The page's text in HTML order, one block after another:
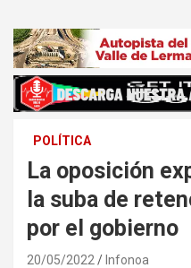
POLÍTICA
La oposición
la suba de
por el gobierno
20/05/2022 Infonoa